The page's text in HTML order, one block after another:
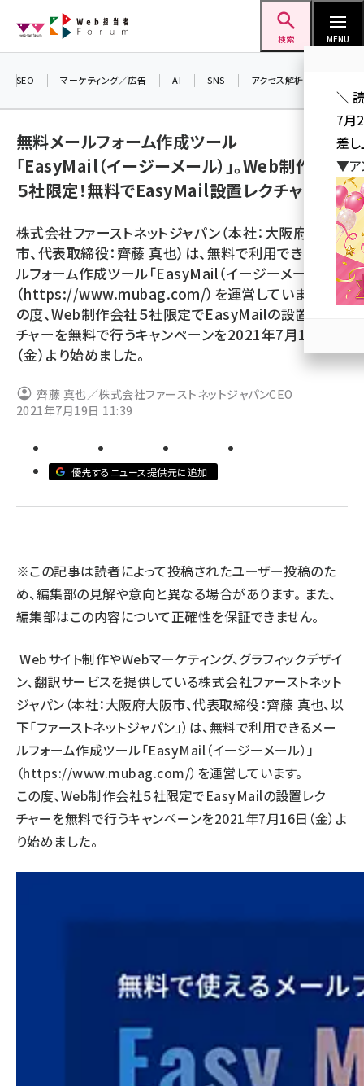
ン
検索 MENU
seo (3519)
youtube (2425)
note (2310)
セミナー (2301)
z世代 (1620)
meo (1274)
llmo (1160)
SEO マーケティング／広告 AI SNS アクセス解析／データ分析
無料メールフォーム作成ツール
「EasyMail（イージーメール）」。Web制作会社
５社限定！無料でEasyMail設置レクチャー。
株式会社ファーストネットジャパン（本社：大阪府大阪
市、代表取締役：齊藤 真也）は、無料で利用できるメー
ルフォーム作成ツール「EasyMail（イージーメール）」
（https://www.mubag.com/）を運営しています。 こ
の度、Web制作会社５社限定でEasyMailの設置レク
チャーを無料で行うキャンペーンを2021年7月16日
（金）より始めました。
齊藤 真也／株式会社ファーストネットジャパンCEO
2021年7月19日 11:39
優先するニュース提供元に追加
※この記事は読者によって投稿されたユーザー投稿のた
め、編集部の見解や意向と異なる場合があります。 また、
編集部はこの内容について正確性を保証できません。
Webサイト制作やWebマーケティング、グラフィックデザイ
ン、翻訳サービスを提供している株式会社ファーストネット
ジャパン（本社：大阪府大阪市、代表取締役：齊藤 真也、以
下「ファーストネットジャパン」）は、無料で利用できるメー
ルフォーム作成ツール「EasyMail（イージーメール）」
（https://www.mubag.com/）を運営しています。
この度、Web制作会社５社限定でEasyMailの設置レク
チャーを無料で行うキャンペーンを2021年7月16日（金）よ
り始めました。
＼
7月
差し
▼ア